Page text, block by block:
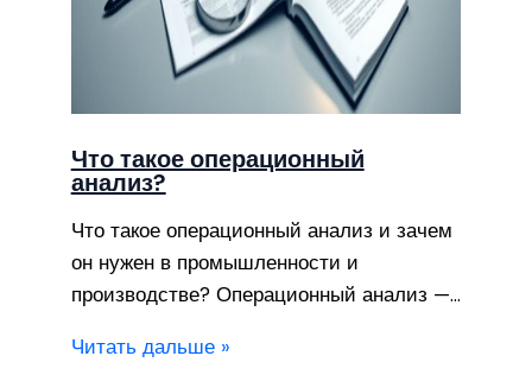
Что такое операционный
анализ?
Что такое операционный анализ и зачем
он нужен в промышленности и
производстве? Операционный анализ —…
Читать дальше »